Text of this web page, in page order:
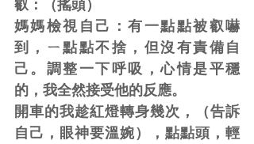
叡：（搖頭）
媽媽檢視自己：有一點點被叡嚇
到，ㄧ點點不捨，但沒有責備自
己。調整一下呼吸，心情是平穩
的，我全然接受他的反應。
開車的我趁紅燈轉身幾次，（告訴
自己，眼神要溫婉），點點頭，輕